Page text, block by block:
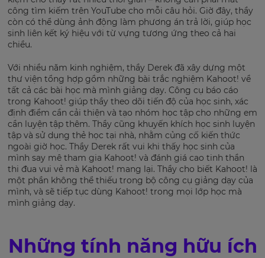
công tìm kiếm trên YouTube cho mỗi câu hỏi. Giờ đây, thầy
còn có thể dùng ảnh động làm phương án trả lời, giúp học
sinh liên kết ký hiệu với từ vựng tương ứng theo cả hai
chiều.
Với nhiều năm kinh nghiệm, thầy Derek đã xây dựng một
thư viện tổng hợp gồm những bài trắc nghiệm Kahoot! về
tất cả các bài học mà mình giảng dạy. Công cụ báo cáo
trong Kahoot! giúp thầy theo dõi tiến độ của học sinh, xác
định điểm cần cải thiện và tạo nhóm học tập cho những em
cần luyện tập thêm. Thầy cũng khuyến khích học sinh luyện
tập và sử dụng thẻ học tại nhà, nhằm củng cố kiến thức
ngoài giờ học. Thầy Derek rất vui khi thấy học sinh của
mình say mê tham gia Kahoot! và đánh giá cao tinh thần
thi đua vui vẻ mà Kahoot! mang lại. Thầy cho biết Kahoot! là
một phần không thể thiếu trong bộ công cụ giảng dạy của
mình, và sẽ tiếp tục dùng Kahoot! trong mọi lớp học mà
mình giảng dạy.
Những tính năng hữu ích